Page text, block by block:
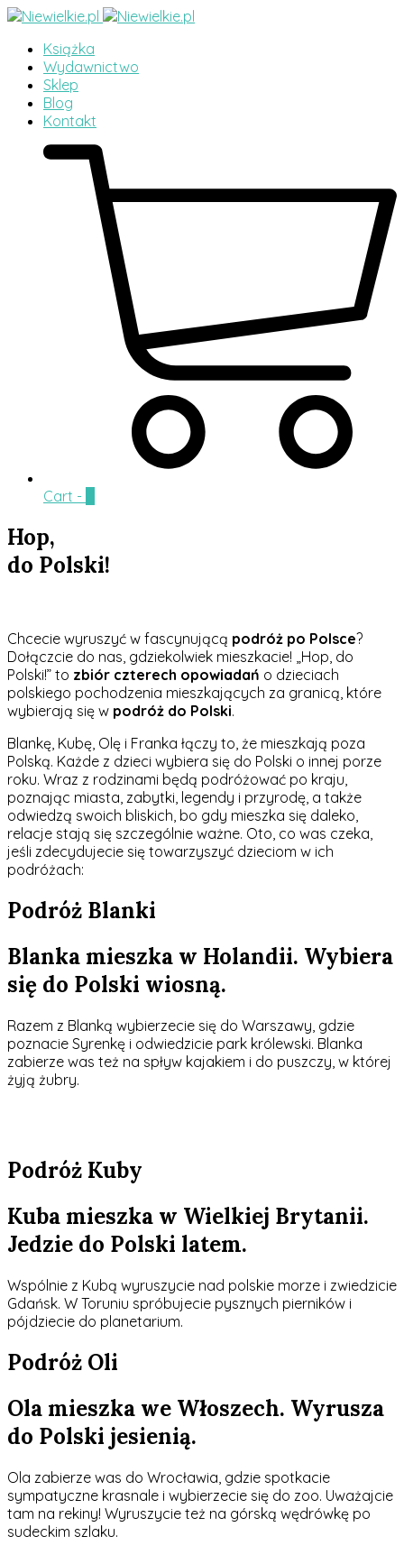
Książka
Wydawnictwo
Sklep
Blog
Kontakt
Cart -
Hop,
do Polski!
Chcecie wyruszyć w fascynującą podróż po Polsce?
Dołączcie do nas, gdziekolwiek mieszkacie! „Hop, do
Polski!” to zbiór czterech opowiadań o dzieciach
polskiego pochodzenia mieszkających za granicą, które
wybierają się w podróż do Polski.
Blankę, Kubę, Olę i Franka łączy to, że mieszkają poza
Polską. Każde z dzieci wybiera się do Polski o innej porze
roku. Wraz z rodzinami będą podróżować po kraju,
poznając miasta, zabytki, legendy i przyrodę, a także
odwiedzą swoich bliskich, bo gdy mieszka się daleko,
relacje stają się szczególnie ważne. Oto, co was czeka,
jeśli zdecydujecie się towarzyszyć dzieciom w ich
podróżach:
Podróż Blanki
Blanka mieszka w Holandii. Wybiera
się do Polski wiosną.
Razem z Blanką wybierzecie się do Warszawy, gdzie
poznacie Syrenkę i odwiedzicie park królewski. Blanka
zabierze was też na spływ kajakiem i do puszczy, w której
żyją żubry.
Podróż Kuby
Kuba mieszka w Wielkiej Brytanii.
Jedzie do Polski latem.
Wspólnie z Kubą wyruszycie nad polskie morze i zwiedzicie
Gdańsk. W Toruniu spróbujecie pysznych pierników i
pójdziecie do planetarium.
Podróż Oli
Ola mieszka we Włoszech. Wyrusza
do Polski jesienią.
Ola zabierze was do Wrocławia, gdzie spotkacie
sympatyczne krasnale i wybierzecie się do zoo. Uważajcie
tam na rekiny! Wyruszycie też na górską wędrówkę po
sudeckim szlaku.